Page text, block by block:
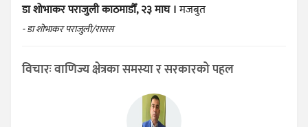
डा शोभाकर पराजुलीकाठमाडौँ, २३ माघ ।मजबुत
- डा शोभाकर पराजुली/रासस
विचारः वाणिज्य क्षेत्रका समस्या र सरकारको पहल